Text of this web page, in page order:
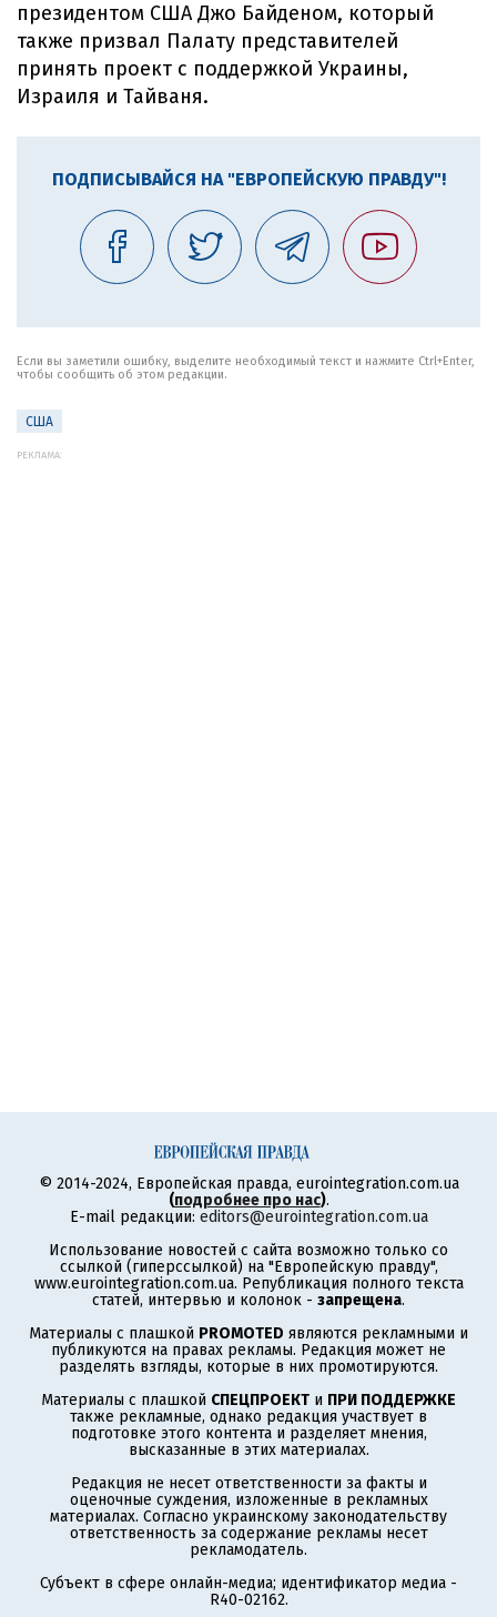
президентом США Джо Байденом, который
также призвал Палату представителей
принять проект с поддержкой Украины,
Израиля и Тайваня.
ПОДПИСЫВАЙСЯ НА "ЕВРОПЕЙСКУЮ ПРАВДУ"!
Если вы заметили ошибку, выделите необходимый текст и нажмите Ctrl+Enter,
чтобы сообщить об этом редакции.
США
РЕКЛАМА:
© 2014-2024, Европейская правда, eurointegration.com.ua
(подробнее про нас).
E-mail редакции: editors@eurointegration.com.ua
Использование новостей с сайта возможно только со
ссылкой (гиперссылкой) на "Европейскую правду",
www.eurointegration.com.ua. Републикация полного текста
статей, интервью и колонок - запрещена.
Материалы с плашкой PROMOTED являются рекламными и
публикуются на правах рекламы. Редакция может не
разделять взгляды, которые в них промотируются.
Материалы с плашкой СПЕЦПРОЕКТ и ПРИ ПОДДЕРЖКЕ
также рекламные, однако редакция участвует в
подготовке этого контента и разделяет мнения,
высказанные в этих материалах.
Редакция не несет ответственности за факты и
оценочные суждения, изложенные в рекламных
материалах. Согласно украинскому законодательству
ответственность за содержание рекламы несет
рекламодатель.
Субъект в сфере онлайн-медиа; идентификатор медиа -
R40-02162.